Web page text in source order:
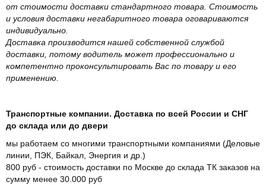
от стоимости доставки стандартного товара. Стоимость
и условия доставки негабаритного товара оговариваются
индивидуально.
Доставка производится нашей собственной службой
доставки, потому водитель может профессионально и
компетентно проконсультировать Вас по товару и его
применению.
Транспортные компании. Доставка по всей России и СНГ
до склада или до двери
мы работаем со многими транспортными компаниями (Деловые
линии, ПЭК, Байкал, Энергия и др.)
800 руб - стоимость доставки по Москве до склада ТК заказов на
сумму менее 30.000 руб